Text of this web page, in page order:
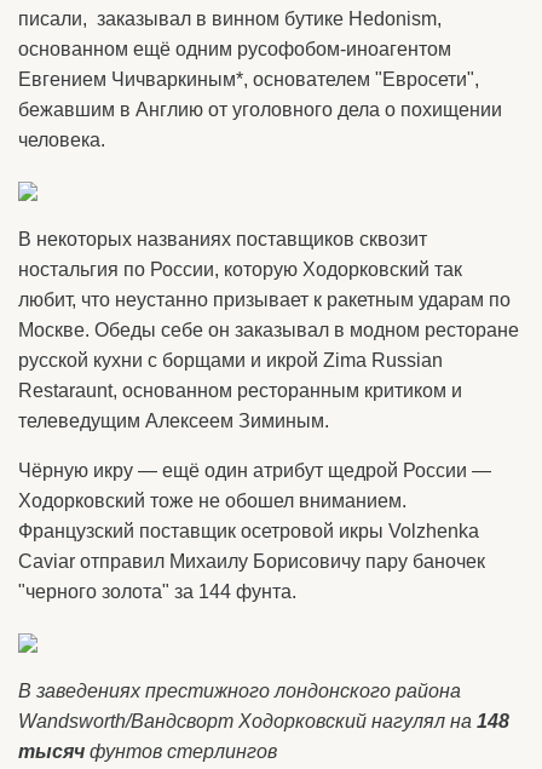
писали, заказывал в винном бутике Hedonism,
основанном ещё одним русофобом-иноагентом
Евгением Чичваркиным*, основателем "Евросети",
бежавшим в Англию от уголовного дела о похищении
человека.
В некоторых названиях поставщиков сквозит
ностальгия по России, которую Ходорковский так
любит, что неустанно призывает к ракетным ударам по
Москве. Обеды себе он заказывал в модном ресторане
русской кухни с борщами и икрой Zima Russian
Restaraunt, основанном ресторанным критиком и
телеведущим Алексеем Зиминым.
Чёрную икру — ещё один атрибут щедрой России —
Ходорковский тоже не обошел вниманием.
Французский поставщик осетровой икры Volzhenka
Caviar отправил Михаилу Борисовичу пару баночек
"черного золота" за 144 фунта.
В заведениях престижного лондонского района
Wandsworth/Вандсворт Ходорковский нагулял на 148
тысяч фунтов стерлингов